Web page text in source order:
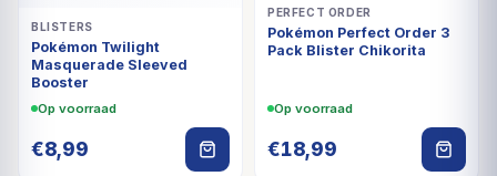
BLISTERS
Pokémon Twilight
Masquerade Sleeved
Booster
Op voorraad
€8,99
PERFECT ORDER
Pokémon Perfect Order 3
Pack Blister Chikorita
Op voorraad
€18,99